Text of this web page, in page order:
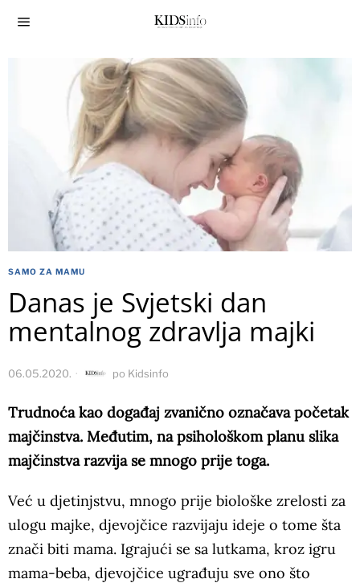
SAMO ZA MAMU
Danas je Svjetski dan
mentalnog zdravlja majki
06.05.2020. po Kidsinfo
Trudnoća kao događaj zvanično označava početak
majčinstva. Međutim, na psihološkom planu slika
majčinstva razvija se mnogo prije toga.
Već u djetinjstvu, mnogo prije biološke zrelosti za
ulogu majke, djevojčice razvijaju ideje o tome šta
znači biti mama. Igrajući se sa lutkama, kroz igru
mama-beba, djevojčice ugrađuju sve ono što